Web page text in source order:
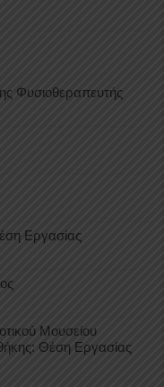
Φυσιοθεραπευτής
Εργασίας
Μουσείου
Θέση Εργασίας